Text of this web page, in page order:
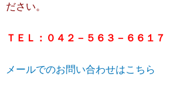
ださい。
ＴＥＬ：０４２－５６３－６６１７
メールでのお問い合わせはこちら